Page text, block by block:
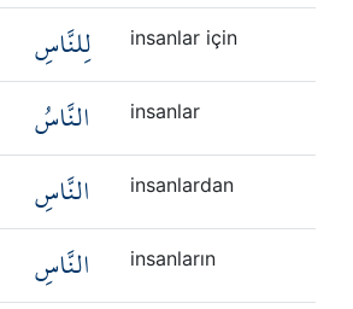
لِلنَّاسِ insanlar için
النَّاسُ insanlar
النَّاسِ insanlardan
النَّاسِ insanların